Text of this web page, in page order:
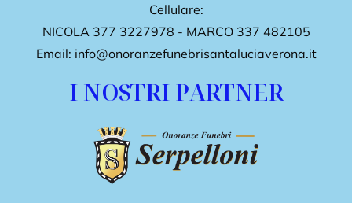
Cellulare:
NICOLA 377 3227978 - MARCO 337 482105
Email: info@onoranzefunebrisantaluciaverona.it
I NOSTRI PARTNER